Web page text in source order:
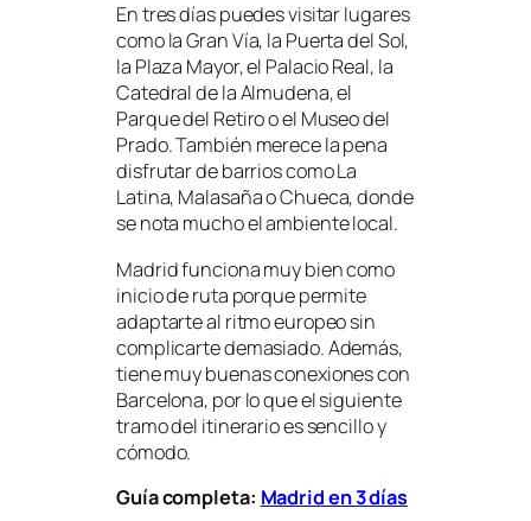
En tres días puedes visitar lugares
como la Gran Vía, la Puerta del Sol,
la Plaza Mayor, el Palacio Real, la
Catedral de la Almudena, el
Parque del Retiro o el Museo del
Prado. También merece la pena
disfrutar de barrios como La
Latina, Malasaña o Chueca, donde
se nota mucho el ambiente local.
Madrid funciona muy bien como
inicio de ruta porque permite
adaptarte al ritmo europeo sin
complicarte demasiado. Además,
tiene muy buenas conexiones con
Barcelona, por lo que el siguiente
tramo del itinerario es sencillo y
cómodo.
Guía completa: Madrid en 3 días